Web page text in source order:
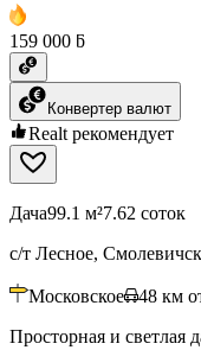
159 000 ƃ
Конвертер валют
Realt рекомендует
Дача99.1 м²7.62 соток
с/т Лесное,
Московское 48 км
Просторная и светлая